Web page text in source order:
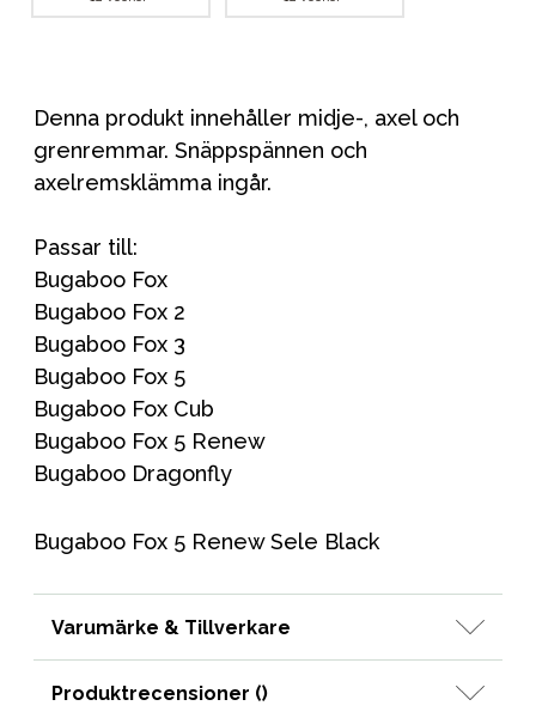
Denna produkt innehåller midje-, axel och
grenremmar. Snäppspännen och
axelremsklämma ingår.
Passar till:
Bugaboo Fox
Bugaboo Fox 2
Bugaboo Fox 3
Bugaboo Fox 5
Bugaboo Fox Cub
Bugaboo Fox 5 Renew
Bugaboo Dragonfly
Bugaboo Fox 5 Renew Sele Black
Varumärke & Tillverkare
Produktrecensioner ()